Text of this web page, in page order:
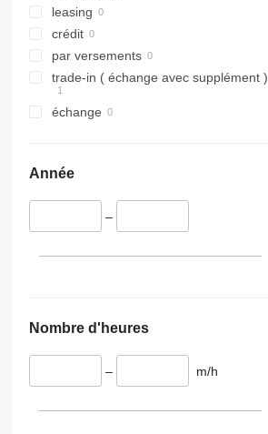
leasing
crédit
par versements
trade-in ( échange avec supplément )
échange
Année
–
Nombre d'heures
– m/h